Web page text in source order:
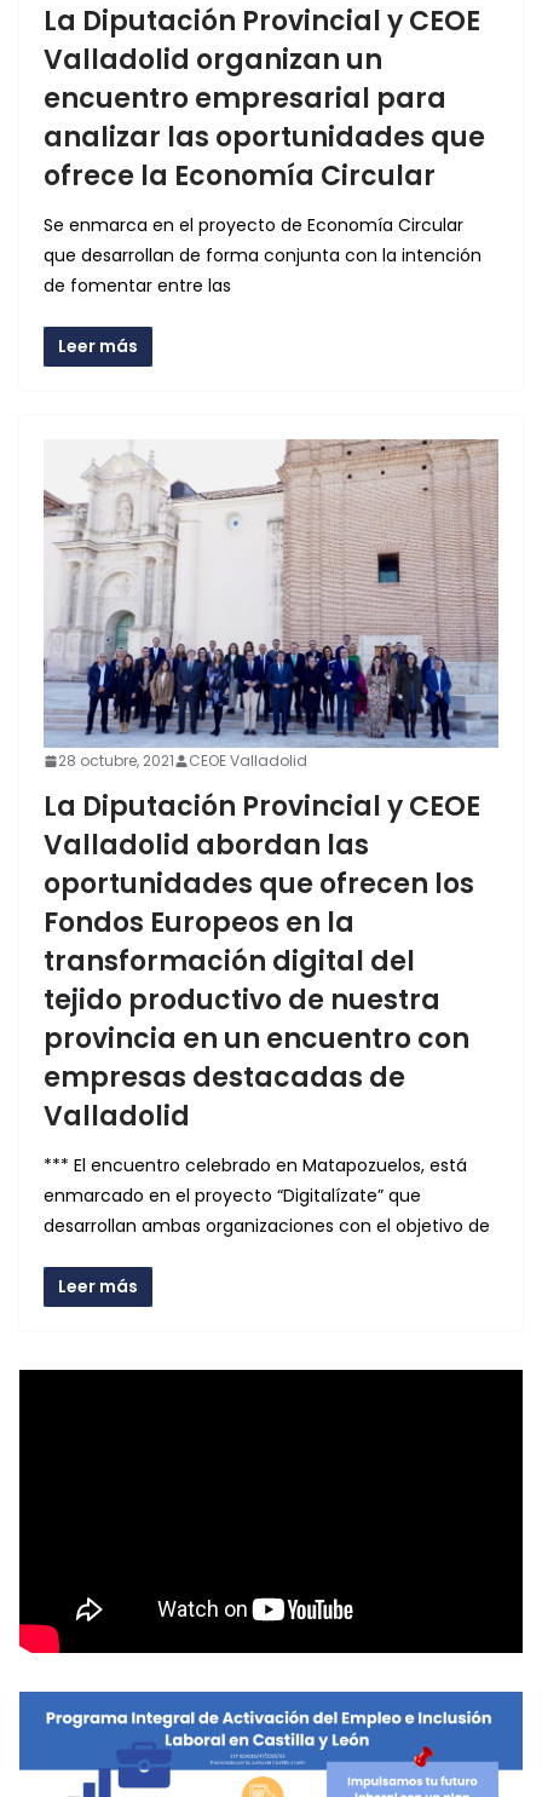
La Diputación Provincial y CEOE
Valladolid organizan un
encuentro empresarial para
analizar las oportunidades que
ofrece la Economía Circular
Se enmarca en el proyecto de Economía Circular
que desarrollan de forma conjunta con la intención
de fomentar entre las
Leer más
28 octubre, 2021 CEOE Valladolid
La Diputación Provincial y CEOE
Valladolid abordan las
oportunidades que ofrecen los
Fondos Europeos en la
transformación digital del
tejido productivo de nuestra
provincia en un encuentro con
empresas destacadas de
Valladolid
*** El encuentro celebrado en Matapozuelos, está
enmarcado en el proyecto “Digitalízate” que
desarrollan ambas organizaciones con el objetivo de
Leer más